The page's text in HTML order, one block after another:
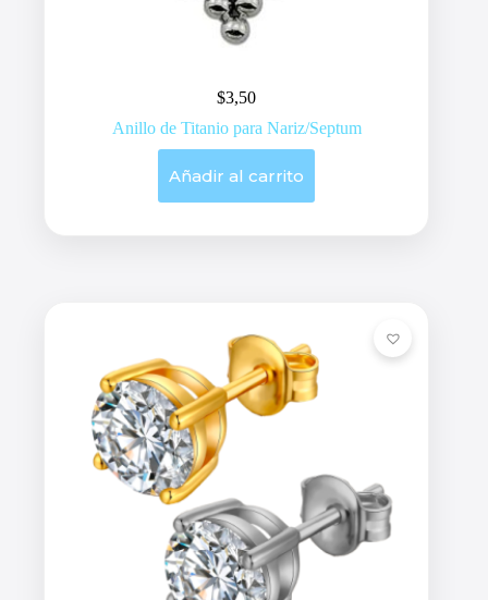
$3,50
Anillo de Titanio para Nariz/Septum
Añadir al carrito